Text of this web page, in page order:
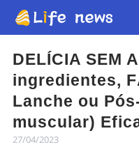
DELÍCIA SEM
ingredientes,
Lanche ou
muscular)
27/04/2023
Artigo
Vídeos
Flash news